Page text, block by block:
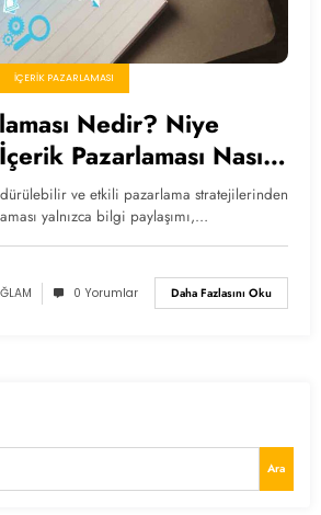
İÇERIK PAZARLAMASI
Nedir? Niye
Pazarlaması Nasıl
ve etkili pazarlama stratejilerinden
yalnızca bilgi paylaşımı,…
0 Yorumlar Daha Fazlasını Oku
Ara